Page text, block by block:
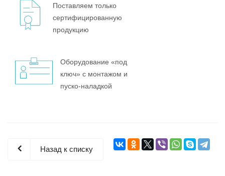
Поставляем только
сертифицированную
продукцию
Оборудование «под
ключ» с монтажом и
пуско-наладкой
Назад к списку